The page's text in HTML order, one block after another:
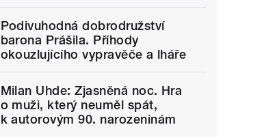
Podivuhodná dobrodružství
barona Prášila. Příhody
okouzlujícího vypravěče a lháře
Milan Uhde: Zjasněná noc. Hra
o muži, který neuměl spát,
k autorovým 90. narozeninám